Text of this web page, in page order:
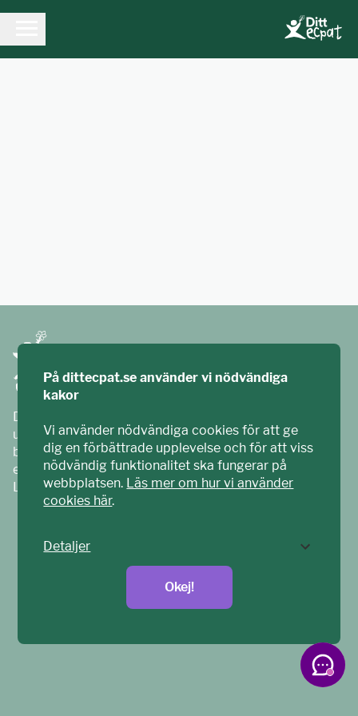
Ditt ECPAT har tagits fram tillsammans med barn och
unga. Vi är en del av ECPAT Sverige – en
barnrättsorganisation som arbetar mot sexuell
exploatering av barn.
Läs mer påecpat.se
På dittecpat.se använder vi nödvändiga
kakor
Vi använder nödvändiga cookies för att ge
dig en förbättrade upplevelse och för att viss
nödvändig funktionalitet ska fungerar på
webbplatsen. Läs mer om hur vi använder
cookies här.
Detaljer
Okej!